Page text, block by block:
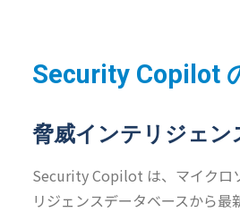
Security Copilot
脅威インテリジェン
Security Copilot は、マイクロ
リジェンスデータベースから最